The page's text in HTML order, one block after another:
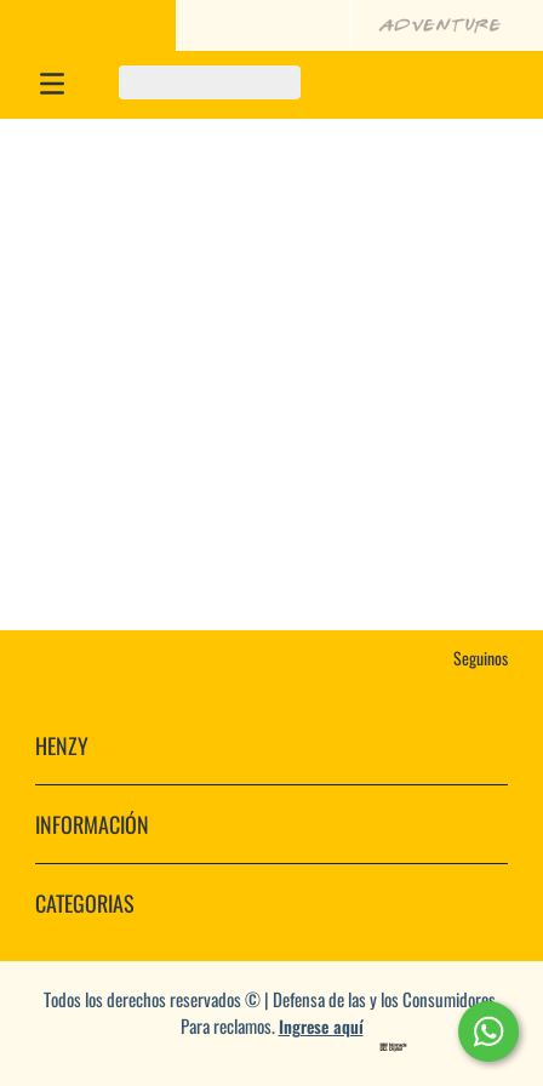
Seguinos
HENZY
INFORMACIÓN
CATEGORIAS
Todos los derechos reservados © | Defensa de las y los Consumidores.
Para reclamos.Ingrese aquí